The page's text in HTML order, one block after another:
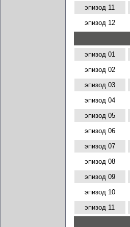
эпизод 11
эпизод 12
эпизод 01
эпизод 02
эпизод 03
эпизод 04
эпизод 05
эпизод 06
эпизод 07
эпизод 08
эпизод 09
эпизод 10
эпизод 11